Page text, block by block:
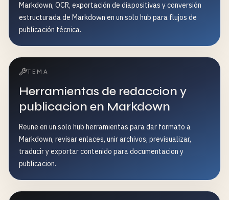
Markdown, OCR, exportación de diapositivas y conversión
estructurada de Markdown en un solo hub para flujos de
publicación técnica.
TEMA
Herramientas de redaccion y
publicacion en Markdown
Reune en un solo hub herramientas para dar formato a
Markdown, revisar enlaces, unir archivos, previsualizar,
traducir y exportar contenido para documentacion y
publicacion.